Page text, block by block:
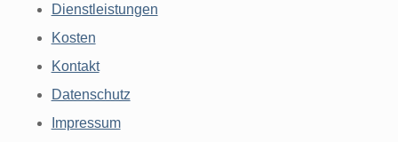
Dienstleistungen
Kosten
Kontakt
Datenschutz
Impressum